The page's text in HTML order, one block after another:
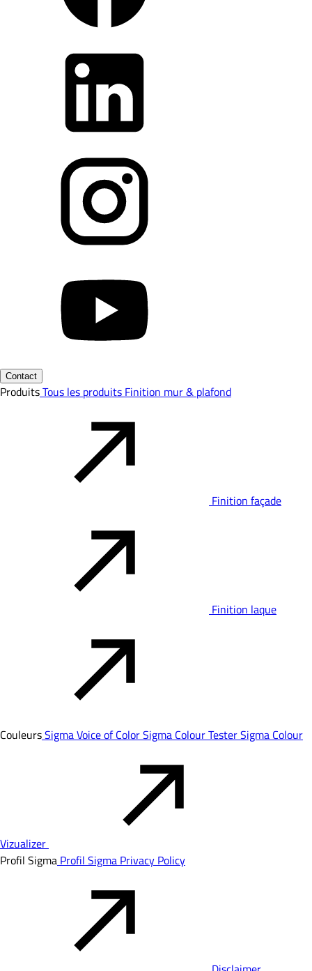
Contact
ProduitsTous les produits Finition mur & plafond
Finition façade
Finition laque
CouleursSigma Voice of ColorSigma Colour TesterSigma Colour
Vizualizer
Profil Sigma Profil Sigma Privacy Policy